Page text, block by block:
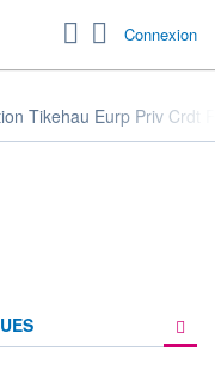
Connexion
Tikehau Eurp Priv Crdt